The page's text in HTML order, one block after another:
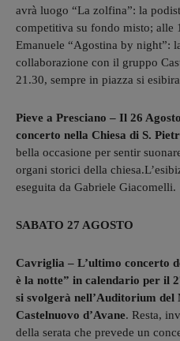
avrà luogo “La zolfina”: la
competitiva su fondo misto; alle
Emanuele “Agostina by night”:
collaborazione con il gruppo
21.30, sempre in piazza si
Pieve a Presciano – Il 26
concerto nella Chiesa di S.
bella occasione per sentir
organi storici della
eseguita da Gabriele Giacomelli.
SABATO 27 AGOSTO
Cavriglia – L’ultimo concerto
è la notte” in calendario per il
si svolgerà nell’Auditorium del
Castelnuovo d’Avane. Resta,
della serata che prevede un